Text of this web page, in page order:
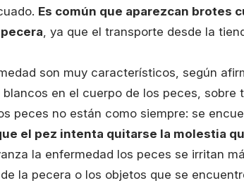
Es común que aparezcan brotes
, ya que el transporte desde la
son muy característicos, según
en el cuerpo de los peces, sobre
peces no están como siempre: se
el pez intenta quitarse la molestia
la enfermedad los peces se irritan
la pecera o los objetos que se